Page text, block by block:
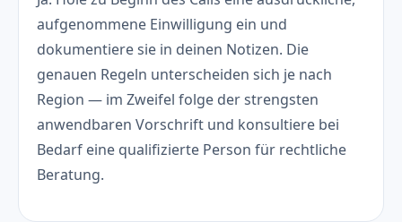
aufgenommene Einwilligung ein und
dokumentiere sie in deinen Notizen. Die
genauen Regeln unterscheiden sich je nach
Region — im Zweifel folge der strengsten
anwendbaren Vorschrift und konsultiere bei
Bedarf eine qualifizierte Person für rechtliche
Beratung.